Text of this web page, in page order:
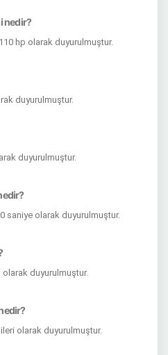
nedir?
hp olarak duyurulmuştur.
duyurulmuştur.
duyurulmuştur.
saniye olarak duyurulmuştur.
olarak duyurulmuştur.
olarak duyurulmuştur.